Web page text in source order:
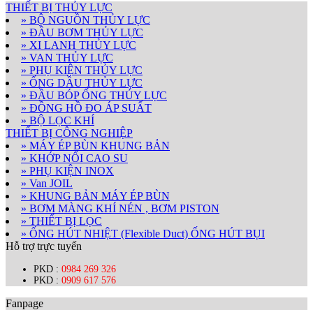
THIẾT BỊ THỦY LỰC
» BỘ NGUỒN THỦY LỰC
» ĐẦU BƠM THỦY LỰC
» XI LANH THỦY LỰC
» VAN THỦY LỰC
» PHỤ KIỆN THỦY LỰC
» ỐNG DẦU THỦY LỰC
» ĐẦU BÓP ỐNG THỦY LỰC
» ĐỒNG HỒ ĐO ÁP SUẤT
» BỘ LỌC KHÍ
THIẾT BỊ CÔNG NGHIỆP
» MÁY ÉP BÙN KHUNG BẢN
» KHỚP NỐI CAO SU
» PHỤ KIỆN INOX
» Van JOIL
» KHUNG BẢN MÁY ÉP BÙN
» BƠM MÀNG KHÍ NÉN , BƠM PISTON
» THIẾT BỊ LỌC
» ỐNG HÚT NHIỆT (Flexible Duct) ỐNG HÚT BỤI
Hỗ trợ trực tuyến
PKD : 0984 269 326
PKD : 0909 617 576
Fanpage